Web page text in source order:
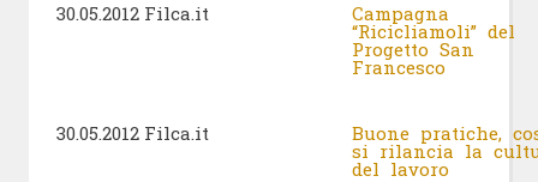
30.05.2012 Filca.it Campagna
“Ricicliamoli” del
Progetto San
Francesco
30.05.2012 Filca.it Buone pratiche,
si rilancia la
del lavoro